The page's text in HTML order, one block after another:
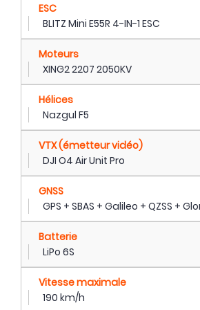
ESC
BLITZ Mini E55R 4-IN-1 ESC
Moteurs
XING2 2207 2050KV
Hélices
Nazgul F5
VTX (émetteur vidéo)
DJI O4 Air Unit Pro
GNSS
GPS + SBAS + Galileo + QZSS +
Batterie
LiPo 6S
Vitesse maximale
190 km/h